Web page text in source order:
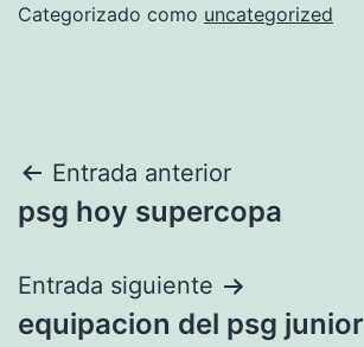
Categorizado como uncategorized
Navegación
de
entradas
Entrada anterior
psg hoy supercopa
Entrada siguiente
equipacion del psg junior